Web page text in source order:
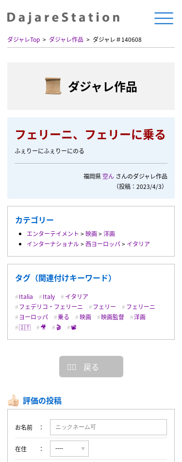
ダジャレTop ダジャレ作品 ダジャレ＃140608
ダジャレ作品
フェリーニ、フェリーに乗る
ふぇりーにふぇりーにのる
福岡県 空ん さんのダジャレ作品
（投稿：2023/4/3）
カテゴリー
エンターテイメント > 映画>洋画
インターナショナル>西ヨーロッパ> イタリア
タグ（関連付けキーワード）
Italia Italy
イタリア
フェデリコ・フェリーニ
フェリー
フェリーニ
ヨーロッパ
乗る 映画 映画監督
洋画
🇮🇹
🎥 🎬 📽
戻る
評価の投稿
お名前
在住